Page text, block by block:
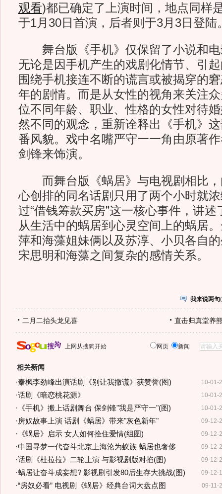
观看)都已确定了上演时间，地点同样
于1月30日首演，后者则于3月3日登陆
舞台版《手机》仅保留了小说和电
无论是因手机产生的戏剧化情节、引
围绕手机接连不断的谎言或被揭穿的
年的剧情。而是从女性的视角来关注
位不同年龄、职业、性格的女性对待
然不同的观念，重新诠释出《手机》
番风貌。戏中名嘴严守一一角由原著作
剑锋来饰演。
而舞台版《蜗居》与电视剧相比，
心创排的同名话剧只用了两个小时就
过“借钱筹款买房”这一核心事件，讲
从生活中的蜗居到心灵空间上的蜗居
萍和海藻姐妹俩以及苏淳、小贝各自
宋思明和海藻之间复杂的感情关系。
我来说两句(
二月二抬头龙见喜 直击归真堂养
上网从搜狗开始 网页 新闻
相关新闻
10-01-
·秦枫李劲峰出演话剧《别让我撒谎》获赞誉(图)
10-01-
·话剧《暗恋桃花源》
10-01-
· 《手机》搬上话剧舞台 保剑锋"我是严守一"(图)
09-12-
·房奴故事上演 话剧《蜗居》带来"灰色新年"
09-12-
· 《蜗居》启示 女人如何拴住爱情(组图)
09-12-
·中国寻梦一代奋斗北京上海沦为蚁族 蜗居也奢侈
09-12-
·话剧《杜拉拉》二轮上演 与影视剧版对掐(图)
09-12-
·蜗居让奋斗成妄想? 影视剧引发80后生存大挑战(图)
09-11-
·“房奴必看” 电视剧《蜗居》经典台词大盘点图